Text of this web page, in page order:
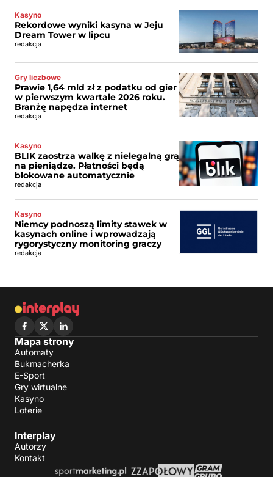
Kasyno
Rekordowe wyniki kasyna w Jeju
Dream Tower w lipcu
redakcja
Gry liczbowe
Prawie 1,64 mld zł z podatku od gier
w pierwszym kwartale 2026 roku.
Branżę napędza internet
redakcja
Kasyno
BLIK zaostrza walkę z nielegalną grą
na pieniądze. Płatności będą
blokowane automatycznie
redakcja
Kasyno
Niemcy podnoszą limity stawek w
kasynach online i wprowadzają
rygorystyczny monitoring graczy
redakcja
Mapa strony
Automaty
Bukmacherka
E-Sport
Gry wirtualne
Kasyno
Loterie
Interplay
Autorzy
Kontakt